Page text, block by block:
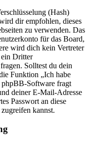
(Hash)
dir empfohlen, dieses
zu verwenden. Das
für das Board,
wird dich kein Vertreter
Dritter
Solltest du dein
Funktion „Ich habe
phpBB-Software fragt
deiner E-Mail-Adresse
Passwort an diese
kannst.